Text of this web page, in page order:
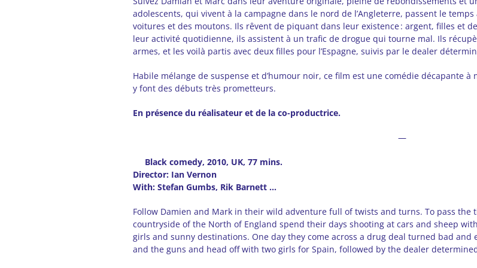
adolescents, qui vivent à la campagne dans le nord de l’Angleterre, passent le
voitures et des moutons. Ils rêvent de piquant dans leur existence : argent, filles et
leur activité quotidienne, ils assistent à un trafic de drogue qui tourne mal. Ils
armes, et les voilà partis avec deux filles pour l’Espagne, suivis par le dealer
Habile mélange de suspense et d’humour noir, ce film est une comédie décapante
y font des débuts très prometteurs.
En présence du réalisateur et de la co-productrice.
—
Black comedy, 2010, UK, 77 mins.
Director: Ian Vernon
With: Stefan Gumbs, Rik Barnett …
Follow Damien and Mark in their wild adventure full of twists and turns. To pass the
countryside of the North of England spend their days shooting at cars and sheep
girls and sunny destinations. One day they come across a drug deal turned bad
and the guns and head off with two girls for Spain, followed by the dealer